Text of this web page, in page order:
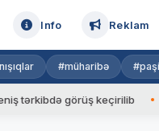
Info Reklam
#müharibə
görüş keçirilib